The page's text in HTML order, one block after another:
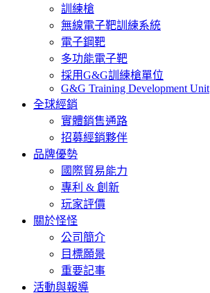
訓練槍
無線電子靶訓練系統
電子鋼靶
多功能電子靶
採用G&G訓練槍單位
G&G Training Development Unit
全球經銷
實體銷售通路
招募經銷夥伴
品牌優勢
國際貿易能力
專利 & 創新
玩家評價
關於怪怪
公司簡介
目標願景
重要記事
活動與報導